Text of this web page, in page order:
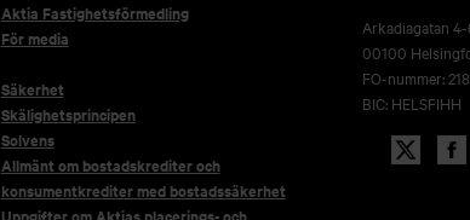
Aktia Fastighetsförmedling
För media
Säkerhet
Skälighetsprincipen
Solvens
Allmänt om bostadskrediter och
konsumentkrediter med bostadssäkerhet
Arkadiagatan
00100
FO-nummer:
BIC: HELSFIHH